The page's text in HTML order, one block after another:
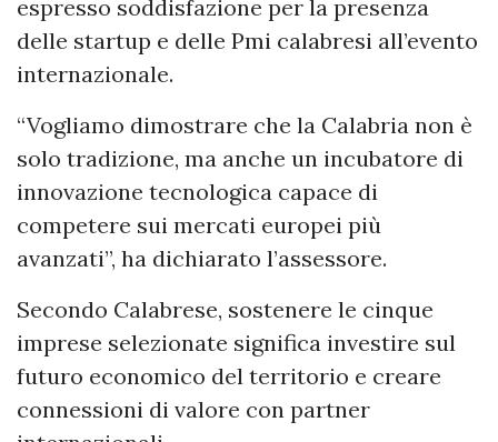
espresso soddisfazione per la presenza
delle startup e delle Pmi calabresi all’evento
internazionale.
“Vogliamo dimostrare che la Calabria non è
solo tradizione, ma anche un incubatore di
innovazione tecnologica capace di
competere sui mercati europei più
avanzati”, ha dichiarato l’assessore.
Secondo Calabrese, sostenere le cinque
imprese selezionate significa investire sul
futuro economico del territorio e creare
connessioni di valore con partner